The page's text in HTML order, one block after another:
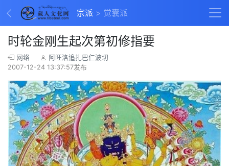
宗派 觉囊派
时轮金刚生起次第初修指要
网络
阿旺洛追扎巴仁波切
2007-12-24 13:37:57发布